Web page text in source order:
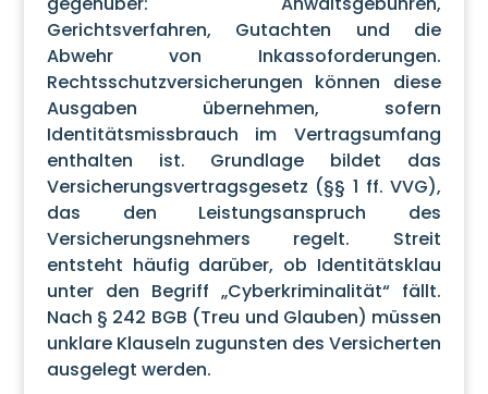
Gerichtsverfahren, Gutachten und die
Abwehr von Inkassoforderungen.
Rechtsschutzversicherungen können diese
Ausgaben übernehmen, sofern
Identitätsmissbrauch im Vertragsumfang
enthalten ist. Grundlage bildet das
Versicherungsvertragsgesetz (§§ 1 ff. VVG),
das den Leistungsanspruch des
Versicherungsnehmers regelt. Streit
entsteht häufig darüber, ob Identitätsklau
unter den Begriff „Cyberkriminalität“ fällt.
Nach § 242 BGB (Treu und Glauben) müssen
unklare Klauseln zugunsten des Versicherten
ausgelegt werden.